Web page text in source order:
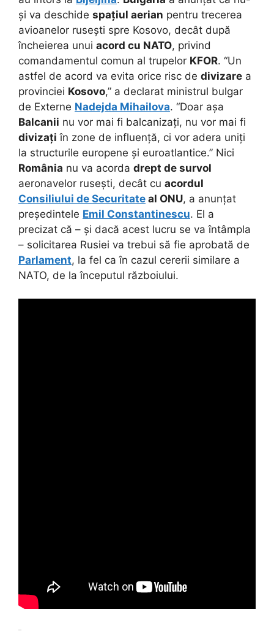
și va deschide spațiul aerian pentru trecerea
avioanelor rusești spre Kosovo, decât după
încheierea unui acord cu NATO, privind
comandamentul comun al trupelor KFOR. “Un
astfel de acord va evita orice risc de divizare a
provinciei Kosovo,” a declarat ministrul bulgar
de Externe Nadejda Mihailova. “Doar așa
Balcanii nu vor mai fi balcanizați, nu vor mai fi
divizați în zone de influență, ci vor adera uniți
la structurile europene și euroatlantice.” Nici
România nu va acorda drept de survol
aeronavelor rusești, decât cu acordul
Consiliului de Securitate al ONU, a anunțat
președintele Emil Constantinescu. El a
precizat că – și dacă acest lucru se va întâmpla
– solicitarea Rusiei va trebui să fie aprobată de
Parlament, la fel ca în cazul cererii similare a
NATO, de la începutul războiului.